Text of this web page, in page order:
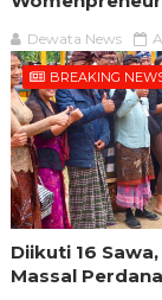
Dewata News
BREAKING
Diikuti 16
Massal